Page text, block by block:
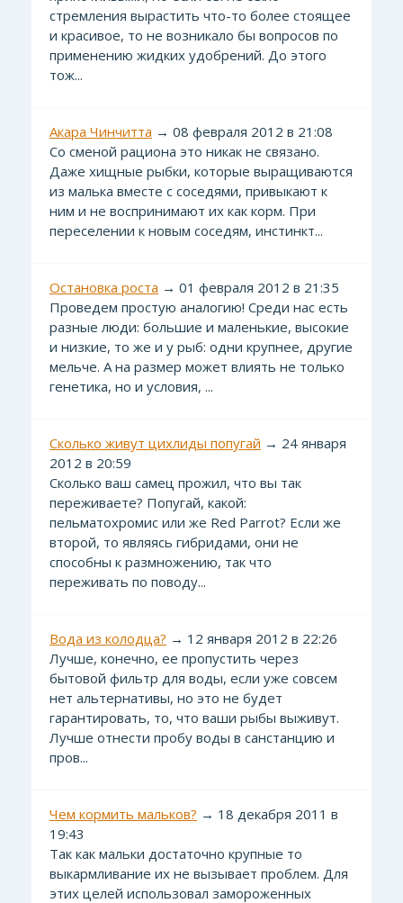
стремления вырастить что-то более стоящее
и красивое, то не возникало бы вопросов по
применению жидких удобрений. До этого
тож...
Акара Чинчитта → 08 февраля 2012 в 21:08
Со сменой рациона это никак не связано.
Даже хищные рыбки, которые выращиваются
из малька вместе с соседями, привыкают к
ним и не воспринимают их как корм. При
переселении к новым соседям, инстинкт...
Остановка роста → 01 февраля 2012 в 21:35
Проведем простую аналогию! Среди нас есть
разные люди: большие и маленькие, высокие
и низкие, то же и у рыб: одни крупнее, другие
мельче. А на размер может влиять не только
генетика, но и условия, ...
Сколько живут цихлиды попугай → 24 января
2012 в 20:59
Сколько ваш самец прожил, что вы так
переживаете? Попугай, какой:
пельматохромис или же Red Parrot? Если же
второй, то являясь гибридами, они не
способны к размножению, так что
переживать по поводу...
Вода из колодца? → 12 января 2012 в 22:26
Лучше, конечно, ее пропустить через
бытовой фильтр для воды, если уже совсем
нет альтернативы, но это не будет
гарантировать, то, что ваши рыбы выживут.
Лучше отнести пробу воды в санстанцию и
пров...
Чем кормить мальков? → 18 декабря 2011 в
19:43
Так как мальки достаточно крупные то
выкармливание их не вызывает проблем. Для
этих целей использовал замороженных